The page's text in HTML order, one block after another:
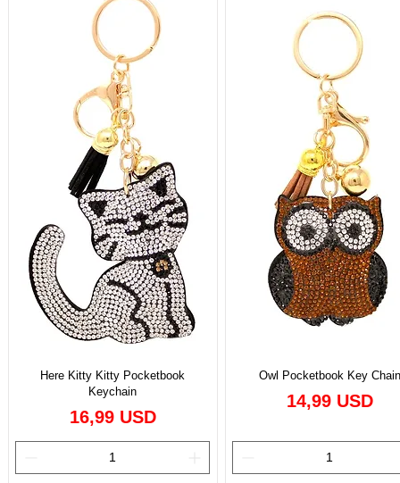
Here Kitty Kitty Pocketbook
Keychain
Preț
16,99 USD
Owl Pocketbook Key Chain
Preț
14,99 USD